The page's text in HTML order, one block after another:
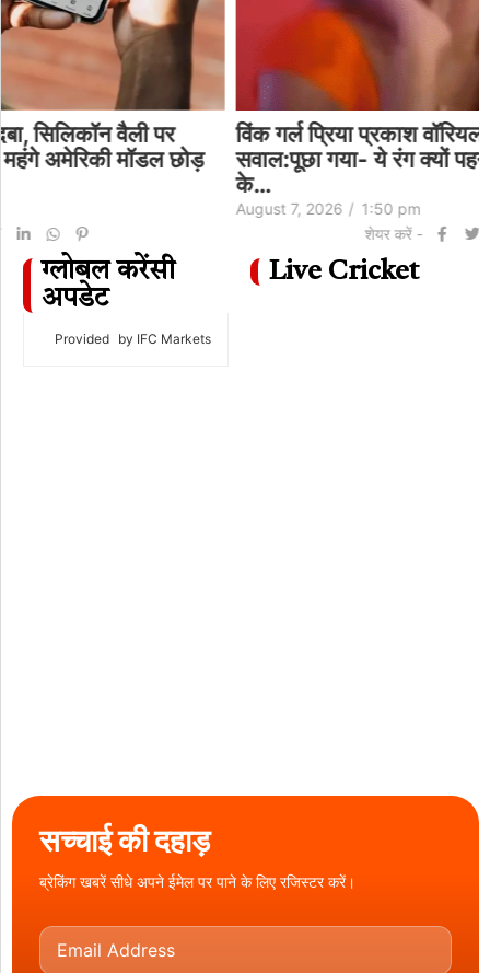
विंक गर्ल प्रिया प्रकाश वॉरियल की भगवा ड्रेस पर
सवाल:पूछा गया- ये रंग क्यों पहना, फैंस हुए नाराज, एक्ट्रेस
ग्लोबल करेंसी
अपडेट
Provided by IFC Markets
Live Cricket
सच्चाई की दहाड़
ब्रेकिंग खबरें सीधे अपने ईमेल पर पाने के लिए रजिस्टर करें।